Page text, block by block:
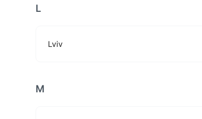
L
Lviv
M